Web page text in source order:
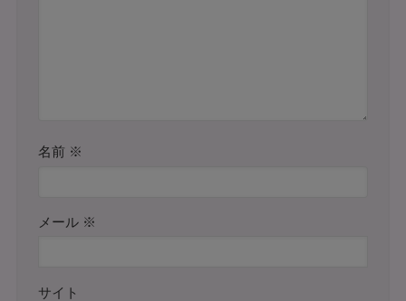
名前 ※
メール ※
サイト